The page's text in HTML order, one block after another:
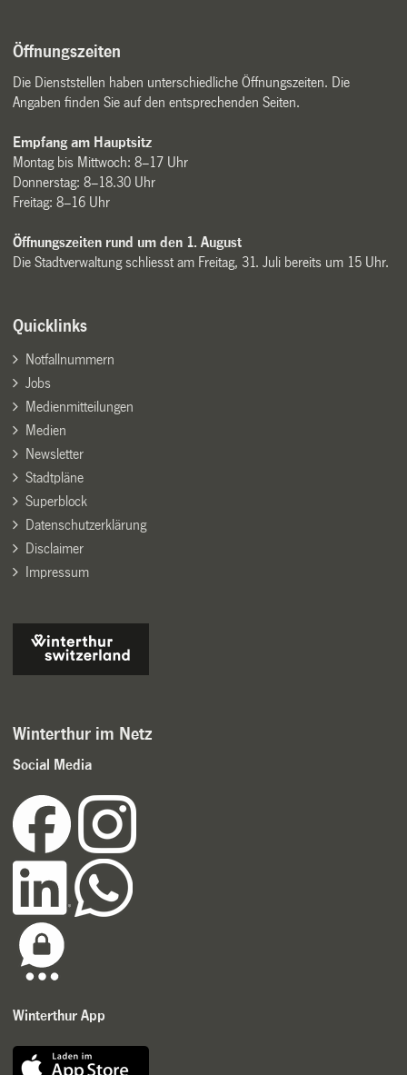
Öffnungszeiten
Die Dienststellen haben unterschiedliche Öffnungszeiten. Die
Angaben finden Sie auf den entsprechenden Seiten.
Empfang am Hauptsitz
Montag bis Mittwoch: 8–17 Uhr
Donnerstag: 8–18.30 Uhr
Freitag: 8–16 Uhr
Öffnungszeiten rund um den 1. August
Die Stadtverwaltung schliesst am Freitag, 31. Juli bereits um 15 Uhr.
Quicklinks
Notfallnummern
Jobs
Medienmitteilungen
Medien
Newsletter
Stadtpläne
Superblock
Datenschutzerklärung
Disclaimer
Impressum
Winterthur im Netz
Social Media
Winterthur App